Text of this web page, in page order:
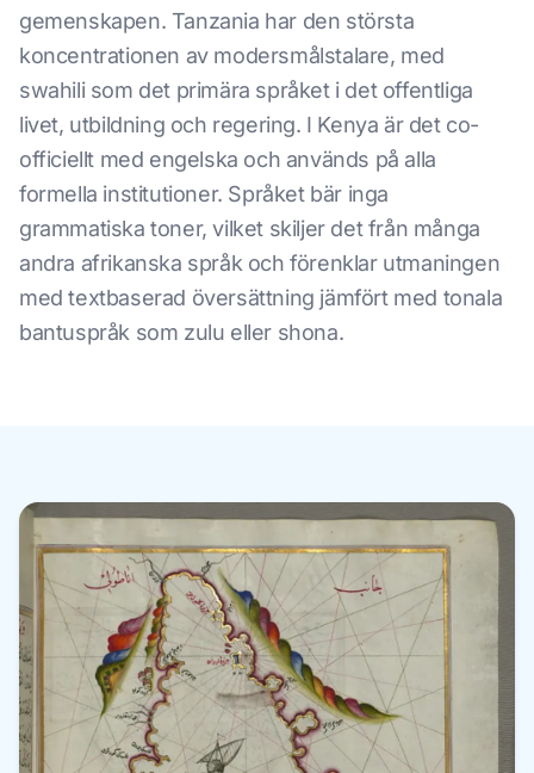
gemenskapen. Tanzania har den största
koncentrationen av modersmålstalare, med
swahili som det primära språket i det offentliga
livet, utbildning och regering. I Kenya är det co-
officiellt med engelska och används på alla
formella institutioner. Språket bär inga
grammatiska toner, vilket skiljer det från många
andra afrikanska språk och förenklar utmaningen
med textbaserad översättning jämfört med tonala
bantuspråk som zulu eller shona.